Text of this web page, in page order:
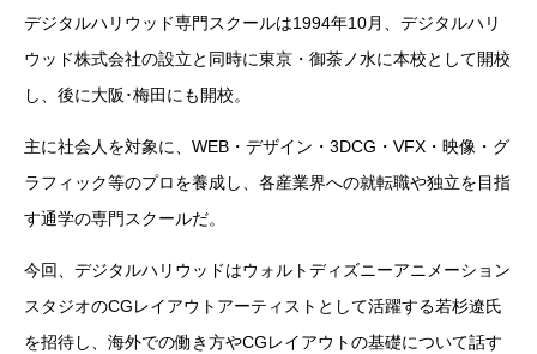
デジタルハリウッド専門スクールは1994年10月、デジタルハリ
ウッド株式会社の設立と同時に東京・御茶ノ水に本校として開校
し、後に大阪･梅田にも開校。
主に社会人を対象に、WEB・デザイン・3DCG・VFX・映像・グ
ラフィック等のプロを養成し、各産業界への就転職や独立を目指
す通学の専門スクールだ。
今回、デジタルハリウッドはウォルトディズニーアニメーション
スタジオのCGレイアウトアーティストとして活躍する若杉遼氏
を招待し、海外での働き方やCGレイアウトの基礎について話す